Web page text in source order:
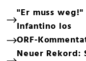
"Er muss
Infantino los
ORF-
Neuer Rekord: